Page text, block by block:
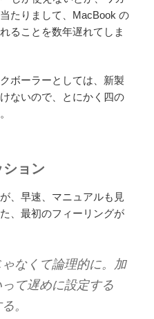
たりまして、MacBook の
ることを数年遅れてしま
ボーラーとしては、新製
ないので、とにかく四の
ョン
、早速、マニュアルも見
、最初のフィーリングが
なくて論理的に。加
て遅めに設定する
。